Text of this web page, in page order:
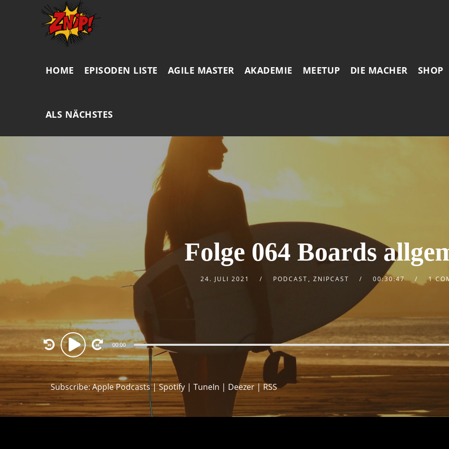
HOME EPISODEN LISTE AGILE MASTER AKADEMIE MEETUP DIE MACHER SHOP
ALS NÄCHSTES
Folge 064 Boards
24. JULI 2021 PODCAST , ZNIPCAST 00:30:47 1
Audio
Player
00:00
Subscribe:Apple Podcasts|Spotify |TuneIn | Deezer|RSS